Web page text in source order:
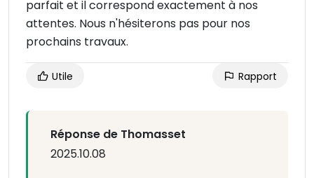
parfait et il correspond exactement à nos
attentes. Nous n'hésiterons pas pour nos
prochains travaux.
Utile Rapport
Réponse de Thomasset
2025.10.08